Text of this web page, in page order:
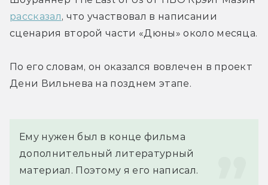
рассказал, что участвовал в написании
сценария второй части «Дюны» около месяца.
По его словам, он оказался вовлечен в проект
Дени Вильнева на позднем этапе.
Ему нужен был в конце фильма
дополнительный литературный
материал. Поэтому я его написал.